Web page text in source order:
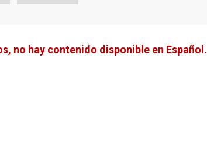
no hay contenido disponible en Español.